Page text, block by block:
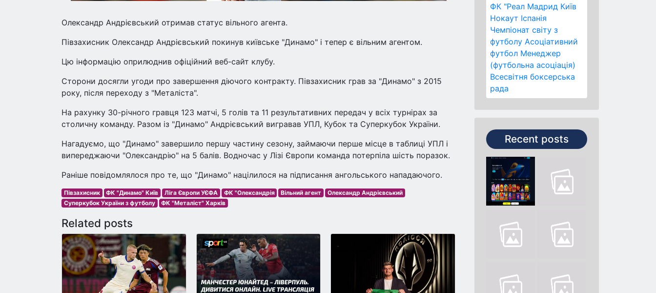
ФК "Реал Мадрид Київ
Нокаут Іспанія
Чемпіонат світу з
футболу Асоціативний
футбол Менеджер
(футбольна асоціація)
Всесвітня боксерська
рада
Recent posts
Олександр Андрієвський отримав статус вільного агента.
Півзахисник Олександр Андрієвський покинув київське "Динамо" і тепер є вільним агентом.
Цю інформацію оприлюднив офіційний веб-сайт клубу.
Сторони досягли угоди про завершення діючого контракту. Півзахисник грав за "Динамо" з 2015
року, після переходу з "Металіста".
На рахунку 30-річного гравця 123 матчі, 5 голів та 11 результативних передач у всіх турнірах за
столичну команду. Разом із "Динамо" Андрієвський вигравав УПЛ, Кубок та Суперкубок України.
Нагадуємо, що "Динамо" завершило першу частину сезону, займаючи перше місце в таблиці УПЛ і
випереджаючи "Олександрію" на 5 балів. Водночас у Лізі Європи команда потерпіла шість поразок.
Раніше повідомлялося про те, що "Динамо" націлилося на підписання ангольського нападаючого.
Півзахисник ФК "Динамо" Київ Ліга Європи УЄФА ФК "Олександрія Вільний агент
Олександр Андрієвський
Суперкубок України з футболу
ФК "Металіст" Харків
Related posts